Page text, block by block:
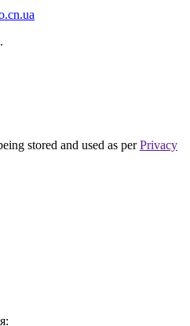
stored and used as perPrivacy